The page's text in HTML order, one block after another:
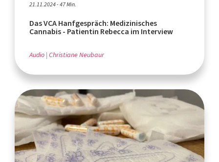
21.11.2024 - 47 Min.
Das VCA Hanfgespräch: Medizinisches
Cannabis - Patientin Rebecca im Interview
Audio Christiane Neubaur